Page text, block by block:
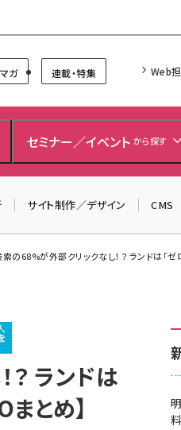
ガ 連載・特集 Web
セミナー／イベント から探す
サイト制作／デザイン CMS
の68%が外部クリックなし！？ ランドは「ゼ
ランドは
とめ】
ださい ／
者には抽選でプレゼントを
から▼